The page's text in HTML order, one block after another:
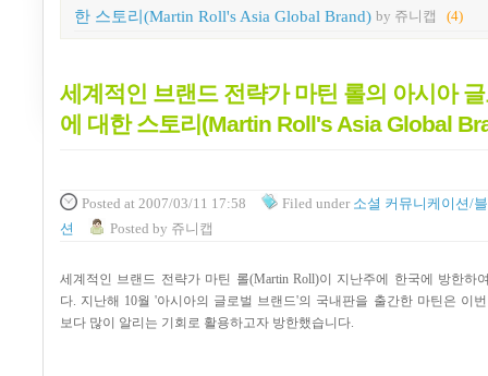
한 스토리(Martin Roll's Asia Global Brand) by 쥬니캡 (4)
세계적인 브랜드 전략가 마틴 롤의 아시아
에 대한 스토리(Martin Roll's Asia Global
Posted at 2007/03/11 17:58 Filed under 소셜 커뮤니케이션/
션
Posted by 쥬니캡
세계적인 브랜드 전략가 마틴 롤(Martin Roll)이 지난주에 한국에 방한하
다. 지난해 10월 '아시아의 글로벌 브랜드'의 국내판을 출간한 마틴은 이
보다 많이 알리는 기회로 활용하고자 방한했습니다.